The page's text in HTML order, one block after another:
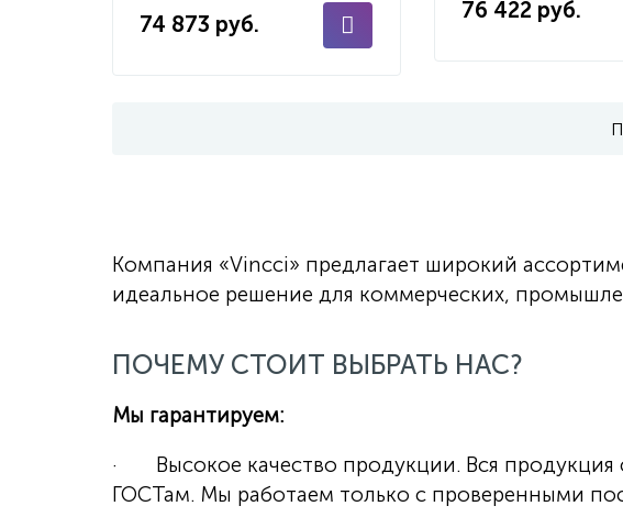
74 873 руб.
76 422 руб.
Компания «Vincci» предлагает широкий
идеальное решение для коммерческих,
ПОЧЕМУ СТОИТ ВЫБРАТЬ НАС?
Мы гарантируем:
· Высокое качество продукции. Вся продукция
ГОСТам. Мы работаем только с проверенными